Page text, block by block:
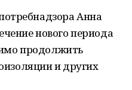
Анна
нового периода
продолжить
и других